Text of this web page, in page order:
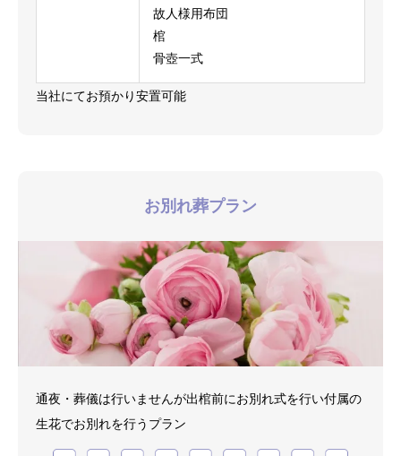
故人様用布団
棺
骨壺一式
当社にてお預かり安置可能
お別れ葬プラン
通夜・葬儀は行いませんが出棺前にお別れ式を行い付属の
生花でお別れを行うプラン